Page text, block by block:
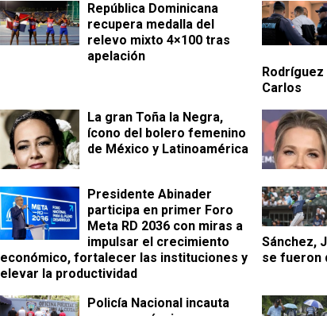
República Dominicana
recupera medalla del
relevo mixto 4×100 tras
apelación
Carlos
La gran Toña la Negra,
ícono del bolero femenino
de México y Latinoamérica
Presidente Abinader
participa en primer Foro
Meta RD 2036 con miras a
impulsar el crecimiento
económico, fortalecer las instituciones y
elevar la productividad
Sánchez,
se fueron
Policía Nacional incauta